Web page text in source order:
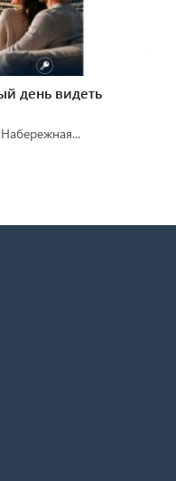
день видеть